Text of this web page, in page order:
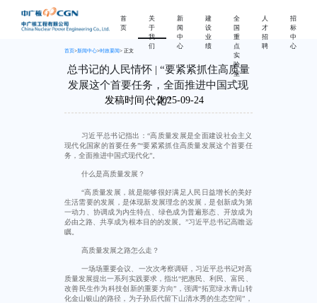
首
页
关
于
我
们
新
闻
中
心
建
设
业
绩
全
国
重
点
实
验
室
人
才
招
聘
招
标
中
心
首页>新闻中心>时政要闻> 正文
总书记的人民情怀 | “要紧紧抓住高质量
发展这个首要任务，全面推进中国式现
代化”
发稿时间：2025-09-24
习近平总书记指出：“高质量发展是全面建设社会主义
现代化国家的首要任务”“要紧紧抓住高质量发展这个首要任
务，全面推进中国式现代化”。
什么是高质量发展？
“高质量发展，就是能够很好满足人民日益增长的美好
生活需要的发展，是体现新发展理念的发展，是创新成为第
一动力、协调成为内生特点、绿色成为普遍形态、开放成为
必由之路、共享成为根本目的的发展。”习近平总书记高瞻远
瞩。
高质量发展之路怎么走？
一场场重要会议、一次次考察调研，习近平总书记对高
质量发展提出一系列实践要求，指出“把惠民、利民、富民、
改善民生作为科技创新的重要方向”，强调“拓宽绿水青山转
化金山银山的路径，为子孙后代留下山清水秀的生态空间”，